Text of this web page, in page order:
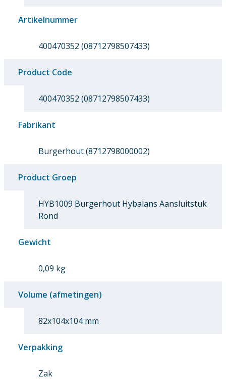
Artikelnummer
400470352 (08712798507433)
Product Code
400470352 (08712798507433)
Fabrikant
Burgerhout (8712798000002)
Product Groep
HYB1009 Burgerhout Hybalans Aansluitstuk
Rond
Gewicht
0,09 kg
Volume (afmetingen)
82x104x104 mm
Verpakking
Zak